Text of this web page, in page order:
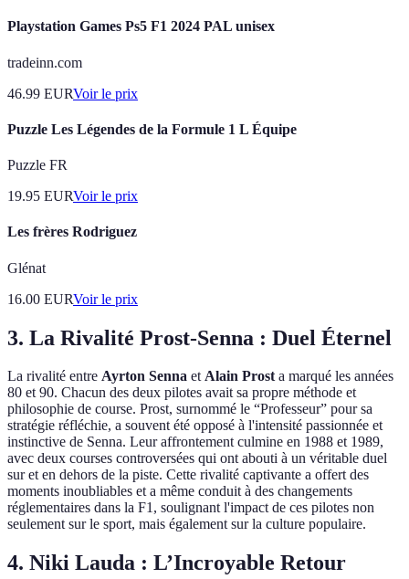
Playstation Games Ps5 F1 2024 PAL unisex
tradeinn.com
46.99 EURVoir le prix
Puzzle Les Légendes de la Formule 1 L Équipe
Puzzle FR
19.95 EURVoir le prix
Les frères Rodriguez
Glénat
16.00 EURVoir le prix
3. La Rivalité Prost-Senna : Duel Éternel
La rivalité entre Ayrton Senna etAlain Prosta marqué les années
80 et 90. Chacun des deux pilotes avait sa propre méthode et
philosophie de course. Prost, surnommé le “Professeur” pour sa
stratégie réfléchie, a souvent été opposé à l'intensité passionnée et
instinctive de Senna. Leur affrontement culmine en 1988 et 1989,
avec deux courses controversées qui ont abouti à un véritable duel
sur et en dehors de la piste. Cette rivalité captivante a offert des
moments inoubliables et a même conduit à des changements
réglementaires dans la F1, soulignant l'impact de ces pilotes non
seulement sur le sport, mais également sur la culture populaire.
4. Niki Lauda : L’Incroyable Retour